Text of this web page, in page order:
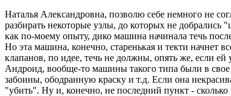
Наталья Александровна, позволю себе немного не
разбирать некоторые узлы, до которых не
как по-моему опыту, дико машина начинала течь
Но эта машина, конечно, старенькая и текти начнет
клапанов, по идее, течь не должны, опять же, если ей
Андроид, вообще-то машины такого типа были в
забоины, ободранную краску и т.д. Если она
"убить". Ну и, конечно, не последний пункт -